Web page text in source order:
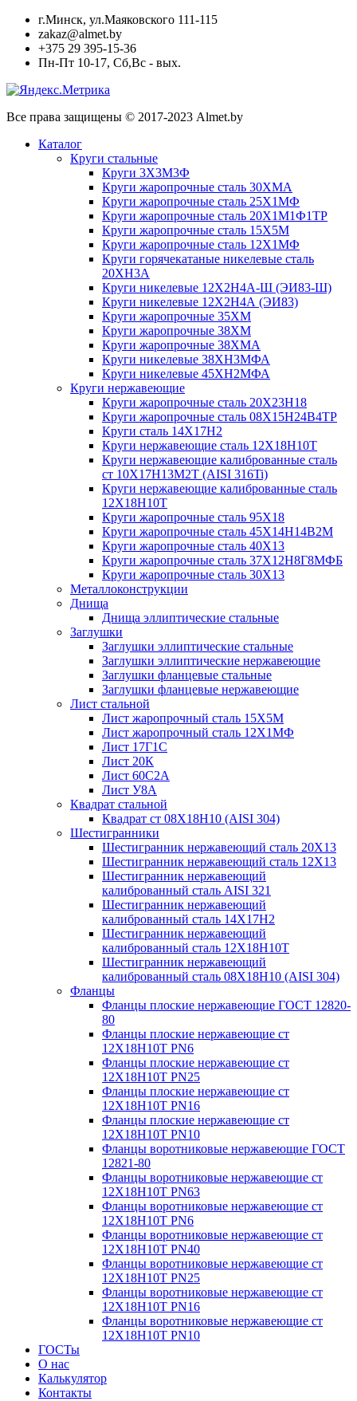
г.Минск, ул.Маяковского 111-115
zakaz@almet.by
+375 29 395-15-36
Пн-Пт 10-17, Сб,Вс - вых.
Все права защищены © 2017-2023 Almet.by
Каталог
Круги стальные
Круги 3Х3М3Ф
Круги жаропрочные сталь 30ХМА
Круги жаропрочные сталь 25Х1МФ
Круги жаропрочные сталь 20Х1М1Ф1ТР
Круги жаропрочные сталь 15Х5М
Круги жаропрочные сталь 12Х1МФ
Круги горячекатаные никелевые сталь
20ХН3А
Круги никелевые 12Х2Н4А-Ш (ЭИ83-Ш)
Круги никелевые 12Х2Н4А (ЭИ83)
Круги жаропрочные 35ХМ
Круги жаропрочные 38ХМ
Круги жаропрочные 38ХМА
Круги никелевые 38XH3MФА
Круги никелевые 45ХН2МФА
Круги нержавеющие
Круги жаропрочные сталь 20Х23Н18
Круги жаропрочные сталь 08Х15Н24В4ТР
Круги сталь 14Х17Н2
Круги нержавеющие сталь 12Х18Н10Т
Круги нержавеющие калиброванные сталь
ст 10Х17Н13М2Т (AISI 316Ti)
Круги нержавеющие калиброванные сталь
12Х18Н10Т
Круги жаропрочные сталь 95Х18
Круги жаропрочные сталь 45Х14Н14В2М
Круги жаропрочные сталь 40Х13
Круги жаропрочные сталь 37Х12Н8Г8МФБ
Круги жаропрочные сталь 30Х13
Металлоконструкции
Днища
Днища эллиптические стальные
Заглушки
Заглушки эллиптические стальные
Заглушки эллиптические нержавеющие
Заглушки фланцевые стальные
Заглушки фланцевые нержавеющие
Лист стальной
Лист жаропрочный сталь 15Х5М
Лист жаропрочный сталь 12Х1МФ
Лист 17Г1С
Лист 20К
Лист 60С2А
Лист У8А
Квадрат стальной
Квадрат ст 08Х18Н10 (AISI 304)
Шестигранники
Шестигранник нержавеющий сталь 20Х13
Шестигранник нержавеющий сталь 12Х13
Шестигранник нержавеющий
калиброванный сталь AISI 321
Шестигранник нержавеющий
калиброванный сталь 14Х17Н2
Шестигранник нержавеющий
калиброванный сталь 12Х18Н10Т
Шестигранник нержавеющий
калиброванный сталь 08Х18Н10 (AISI 304)
Фланцы
Фланцы плоские нержавеющие ГОСТ 12820-
80
Фланцы плоские нержавеющие ст
12Х18Н10Т PN6
Фланцы плоские нержавеющие ст
12Х18Н10Т PN25
Фланцы плоские нержавеющие ст
12Х18Н10Т PN16
Фланцы плоские нержавеющие ст
12Х18Н10Т PN10
Фланцы воротниковые нержавеющие ГОСТ
12821-80
Фланцы воротниковые нержавеющие ст
12Х18Н10Т PN63
Фланцы воротниковые нержавеющие ст
12Х18Н10Т PN6
Фланцы воротниковые нержавеющие ст
12Х18Н10Т PN40
Фланцы воротниковые нержавеющие ст
12Х18Н10Т PN25
Фланцы воротниковые нержавеющие ст
12Х18Н10Т PN16
Фланцы воротниковые нержавеющие ст
12Х18Н10Т PN10
ГОСТы
О нас
Калькулятор
Контакты